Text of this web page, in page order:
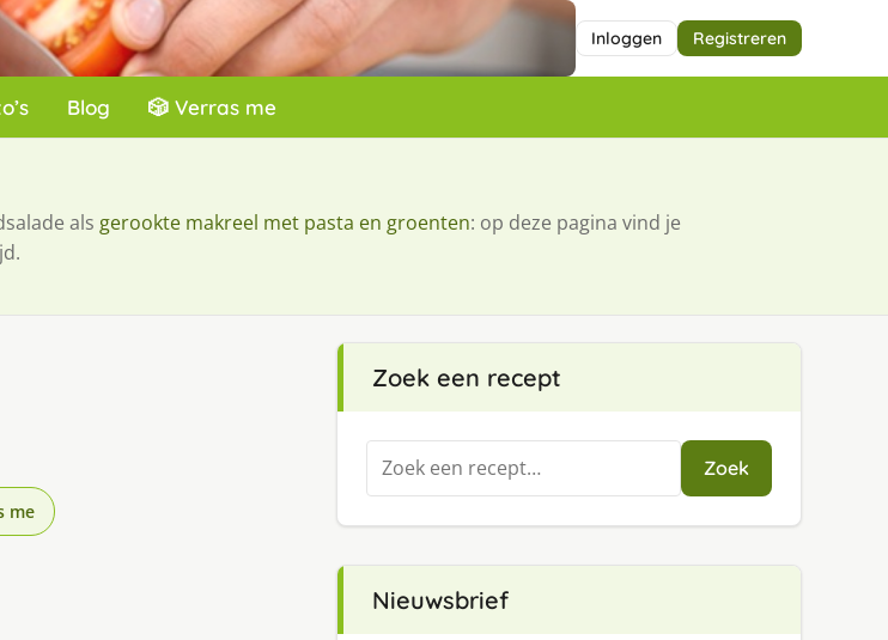
Inloggen Registreren
Blog 🎲 Verras me
als gerookte makreel met pasta en groenten: op deze pagina vind je
me
Zoek een recept
Zoeken
naar:
Zoek
Nieuwsbrief